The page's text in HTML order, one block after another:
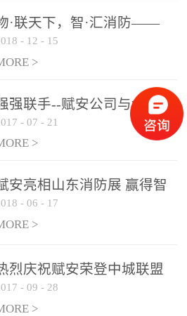
灾
·联天下，智·汇消防——
安F&S 2018上海消防展圆
落幕
- 12 - 15
>
强联手--赋安公司与金科
团达成战略合作协议
- 07 - 21
>
安亮相山东消防展 赢得智
消防新荣耀
- 06 - 17
>
烈庆祝赋安荣登中城联盟
合采购战略合作平台
- 09 - 28
>